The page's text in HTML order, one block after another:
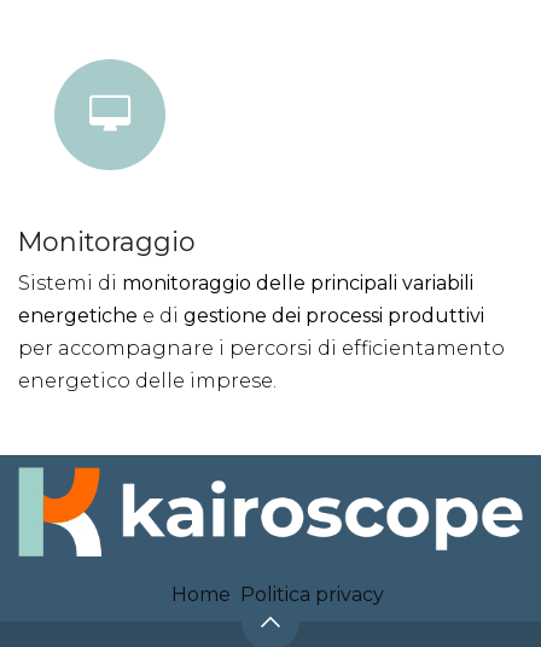
Monitoraggio
Sistemi di monitoraggio delle principali variabili
energetiche e di gestione dei processi produttivi
per accompagnare i percorsi di efficientamento
energetico delle imprese.​
Home Politica privacy